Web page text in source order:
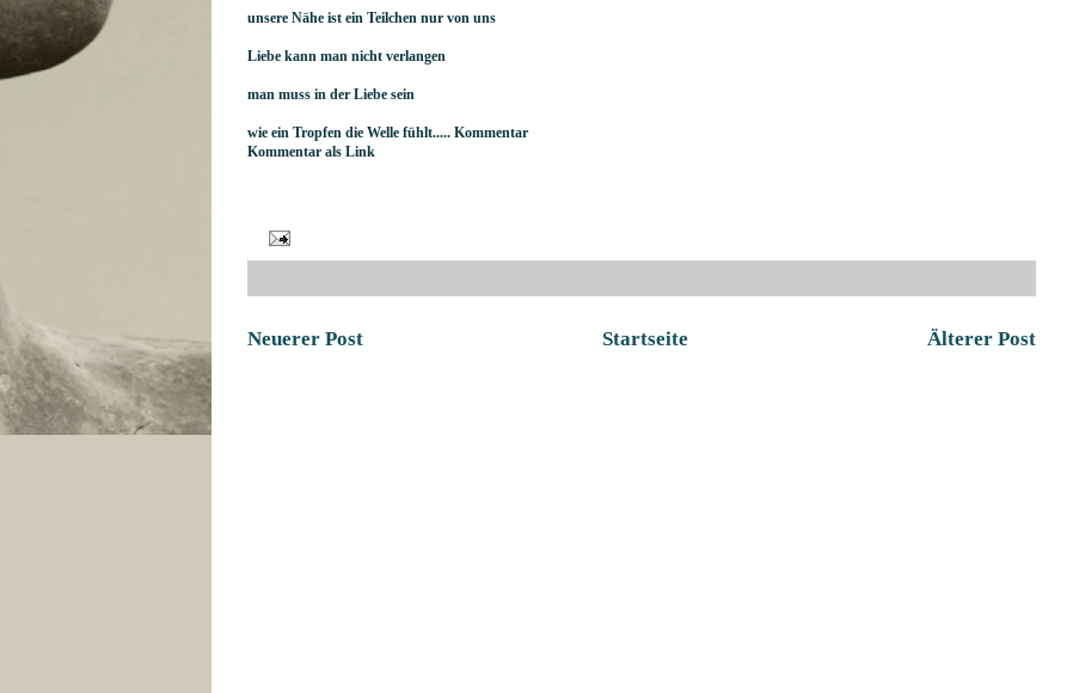
unsere Nähe ist ein Teilchen nur von uns
Liebe kann man nicht verlangen
man muss in der Liebe sein
wie ein Tropfen die Welle fühlt..... Kommentar
Kommentar als Link
Neuerer Post Älterer Post
Startseite